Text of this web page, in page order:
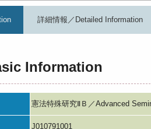
詳細情報／Detailed Information
Information
憲法特殊研究ⅡＢ／Advanced
J010791001